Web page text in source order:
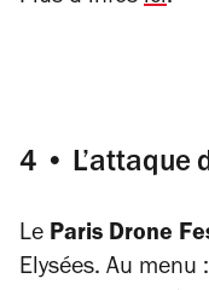
4 • L’attaque
Le Paris Drone
Elysées. Au